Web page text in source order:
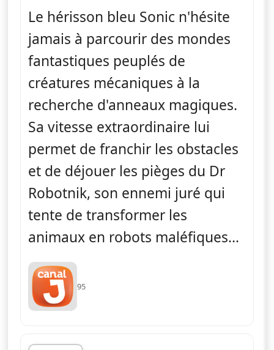
Le hérisson bleu Sonic n'hésite
jamais à parcourir des mondes
fantastiques peuplés de
créatures mécaniques à la
recherche d'anneaux magiques.
Sa vitesse extraordinaire lui
permet de franchir les obstacles
et de déjouer les pièges du Dr
Robotnik, son ennemi juré qui
tente de transformer les
animaux en robots maléfiques...
95